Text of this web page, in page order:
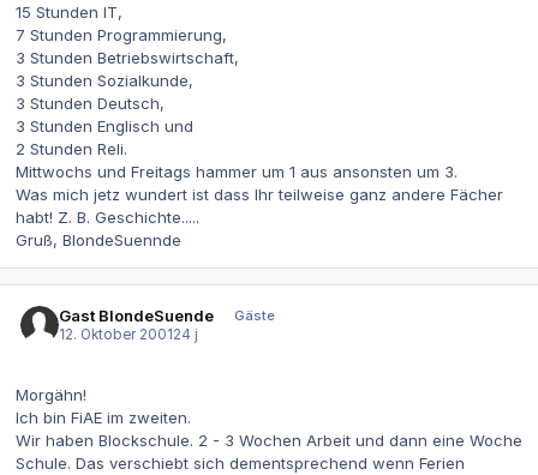
15 Stunden IT,
7 Stunden Programmierung,
3 Stunden Betriebswirtschaft,
3 Stunden Sozialkunde,
3 Stunden Deutsch,
3 Stunden Englisch und
2 Stunden Reli.
Mittwochs und Freitags hammer um 1 aus ansonsten um 3.
Was mich jetz wundert ist dass Ihr teilweise ganz andere Fächer
habt! Z. B. Geschichte.....
Gruß, BlondeSuennde
Gast BlondeSuende
Gäste
12. Oktober 2001 24 j
Morgähn!
Ich bin FiAE im zweiten.
Wir haben Blockschule. 2 - 3 Wochen Arbeit und dann eine Woche
Schule. Das verschiebt sich dementsprechend wenn Ferien